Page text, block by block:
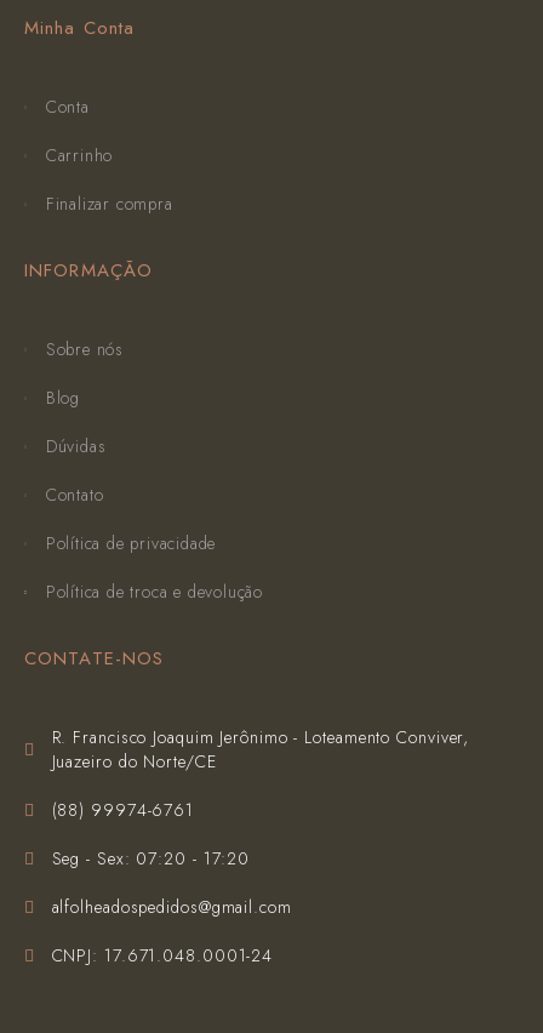
Minha Conta
Conta
Carrinho
Finalizar compra
INFORMAÇÃO
Sobre nós
Blog
Dúvidas
Contato
Política de privacidade
Política de troca e devolução
CONTATE-NOS
R. Francisco Joaquim Jerônimo - Loteamento Conviver,
Juazeiro do Norte/CE
(‪88) 99974-6761‬
Seg - Sex: 07:20 - 17:20
alfolheadospedidos@gmail.com
CNPJ: 17.671.048.0001-24